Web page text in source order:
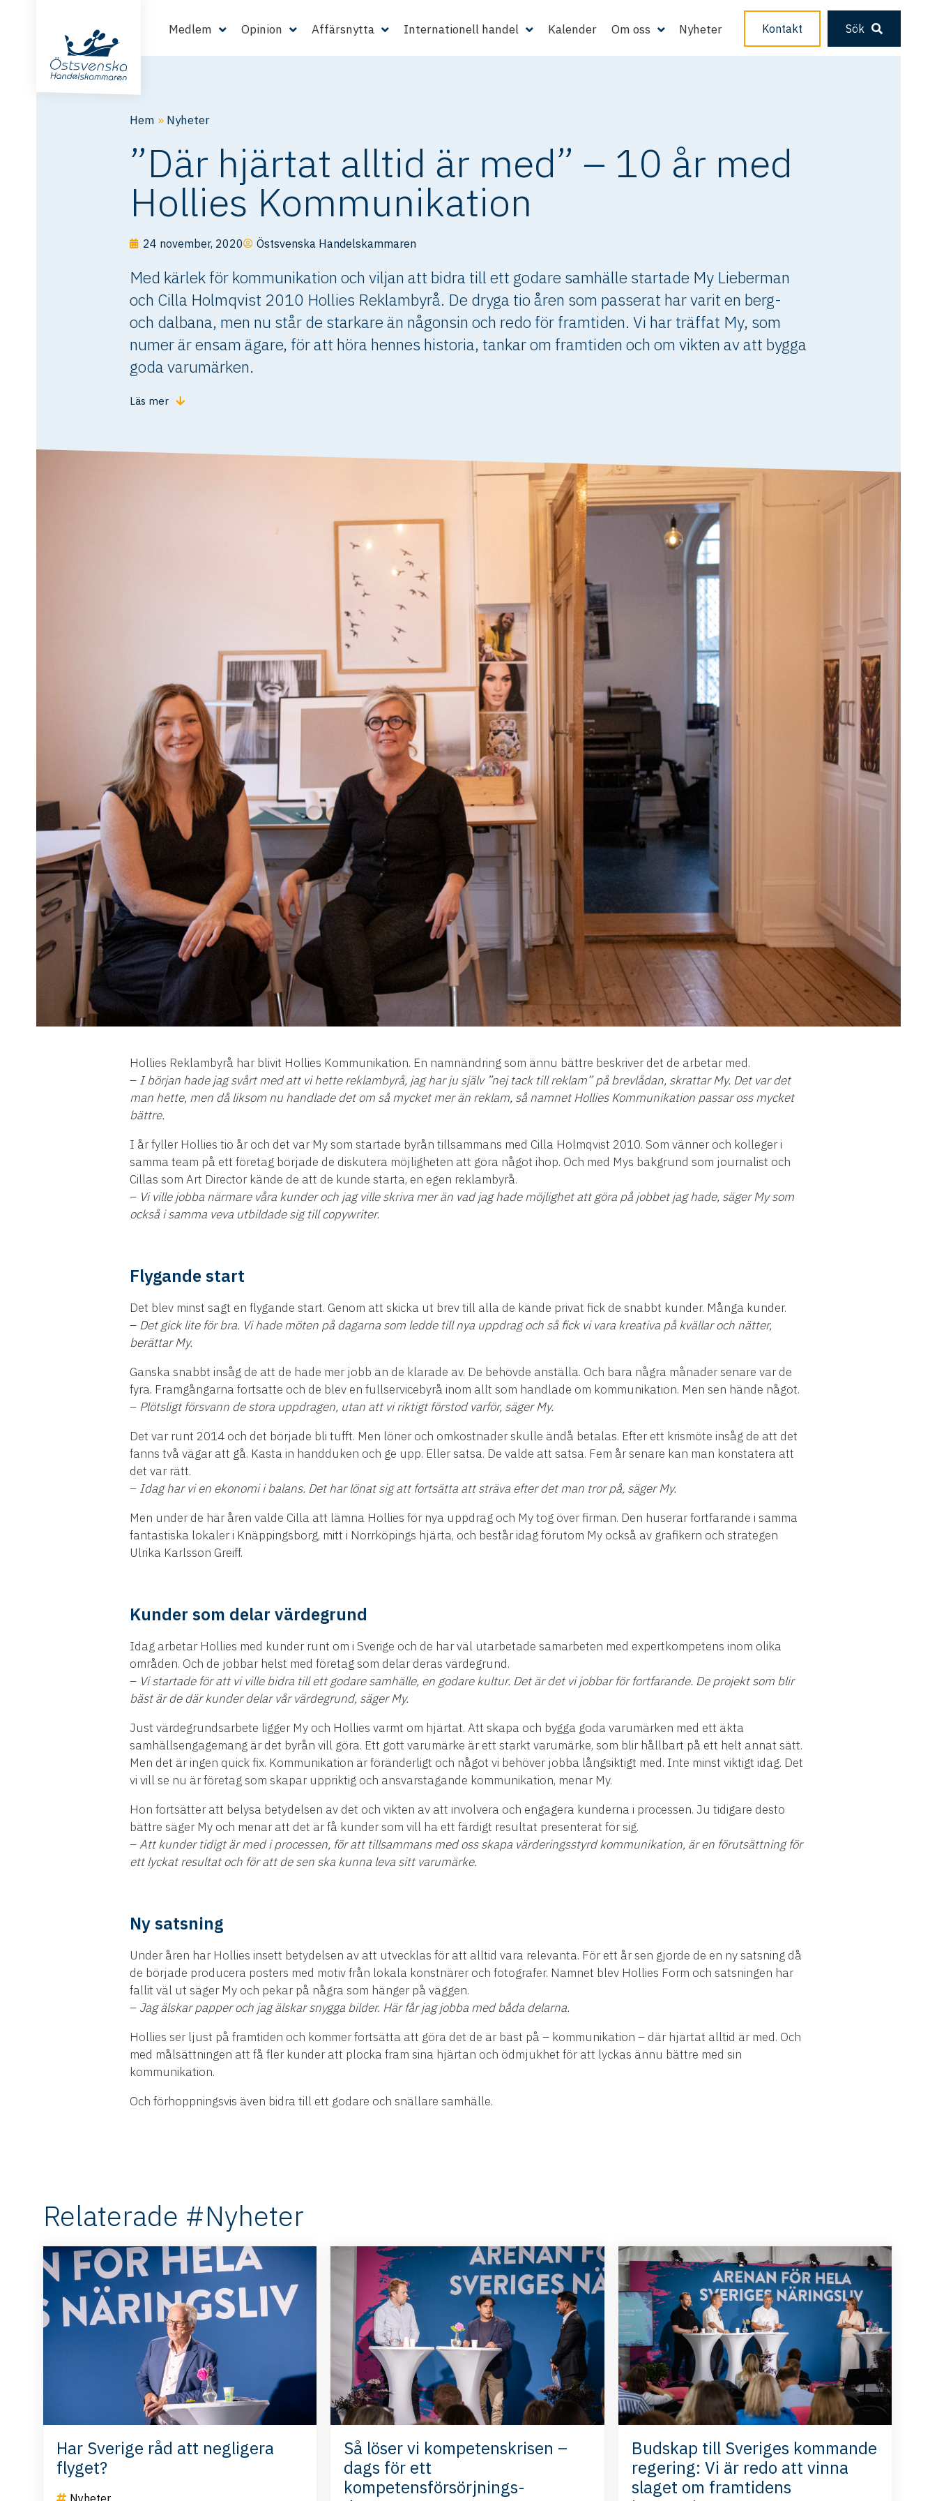
Medlem Opinion Affärsnytta Internationell handel Kalender Om oss Nyheter Kontakt Sök
Hem » Nyheter
”Där hjärtat alltid är med” – 10 år med
Hollies Kommunikation
24 november, 2020 Östsvenska Handelskammaren
Med kärlek för kommunikation och viljan att bidra till ett godare samhälle startade My Lieberman
och Cilla Holmqvist 2010 Hollies Reklambyrå. De dryga tio åren som passerat har varit en berg-
och dalbana, men nu står de starkare än någonsin och redo för framtiden. Vi har träffat My, som
numer är ensam ägare, för att höra hennes historia, tankar om framtiden och om vikten av att bygga
goda varumärken.
Läs mer
Hollies Reklambyrå har blivit Hollies Kommunikation. En namnändring som ännu bättre beskriver det de arbetar med.
– I början hade jag svårt med att vi hette reklambyrå, jag har ju själv ”nej tack till reklam” på brevlådan, skrattar My. Det var det
man hette, men då liksom nu handlade det om så mycket mer än reklam, så namnet Hollies Kommunikation passar oss mycket
bättre.
I år fyller Hollies tio år och det var My som startade byrån tillsammans med Cilla Holmqvist 2010. Som vänner och kolleger i
samma team på ett företag började de diskutera möjligheten att göra något ihop. Och med Mys bakgrund som journalist och
Cillas som Art Director kände de att de kunde starta, en egen reklambyrå.
– Vi ville jobba närmare våra kunder och jag ville skriva mer än vad jag hade möjlighet att göra på jobbet jag hade, säger My som
också i samma veva utbildade sig till copywriter.
Flygande start
Det blev minst sagt en flygande start. Genom att skicka ut brev till alla de kände privat fick de snabbt kunder. Många kunder.
– Det gick lite för bra. Vi hade möten på dagarna som ledde till nya uppdrag och så fick vi vara kreativa på kvällar och nätter,
berättar My.
Ganska snabbt insåg de att de hade mer jobb än de klarade av. De behövde anställa. Och bara några månader senare var de
fyra. Framgångarna fortsatte och de blev en fullservicebyrå inom allt som handlade om kommunikation. Men sen hände något.
– Plötsligt försvann de stora uppdragen, utan att vi riktigt förstod varför, säger My.
Det var runt 2014 och det började bli tufft. Men löner och omkostnader skulle ändå betalas. Efter ett krismöte insåg de att det
fanns två vägar att gå. Kasta in handduken och ge upp. Eller satsa. De valde att satsa. Fem år senare kan man konstatera att
det var rätt.
– Idag har vi en ekonomi i balans. Det har lönat sig att fortsätta att sträva efter det man tror på, säger My.
Men under de här åren valde Cilla att lämna Hollies för nya uppdrag och My tog över firman. Den huserar fortfarande i samma
fantastiska lokaler i Knäppingsborg, mitt i Norrköpings hjärta, och består idag förutom My också av grafikern och strategen
Ulrika Karlsson Greiff.
Kunder som delar värdegrund
Idag arbetar Hollies med kunder runt om i Sverige och de har väl utarbetade samarbeten med expertkompetens inom olika
områden. Och de jobbar helst med företag som delar deras värdegrund.
– Vi startade för att vi ville bidra till ett godare samhälle, en godare kultur. Det är det vi jobbar för fortfarande. De projekt som blir
bäst är de där kunder delar vår värdegrund, säger My.
Just värdegrundsarbete ligger My och Hollies varmt om hjärtat. Att skapa och bygga goda varumärken med ett äkta
samhällsengagemang är det byrån vill göra. Ett gott varumärke är ett starkt varumärke, som blir hållbart på ett helt annat sätt.
Men det är ingen quick fix. Kommunikation är föränderligt och något vi behöver jobba långsiktigt med. Inte minst viktigt idag. Det
vi vill se nu är företag som skapar uppriktig och ansvarstagande kommunikation, menar My.
Hon fortsätter att belysa betydelsen av det och vikten av att involvera och engagera kunderna i processen. Ju tidigare desto
bättre säger My och menar att det är få kunder som vill ha ett färdigt resultat presenterat för sig.
–Att kunder tidigt är med i processen, för att tillsammans med oss skapa värderingsstyrd kommunikation, är en förutsättning för
ett lyckat resultat och för att de sen ska kunna leva sitt varumärke.
Ny satsning
Under åren har Hollies insett betydelsen av att utvecklas för att alltid vara relevanta. För ett år sen gjorde de en ny satsning då
de började producera posters med motiv från lokala konstnärer och fotografer. Namnet blev Hollies Form och satsningen har
fallit väl ut säger My och pekar på några som hänger på väggen.
– Jag älskar papper och jag älskar snygga bilder. Här får jag jobba med båda delarna.
Hollies ser ljust på framtiden och kommer fortsätta att göra det de är bäst på – kommunikation – där hjärtat alltid är med. Och
med målsättningen att få fler kunder att plocka fram sina hjärtan och ödmjukhet för att lyckas ännu bättre med sin
kommunikation.
Och förhoppningsvis även bidra till ett godare och snällare samhälle.
Relaterade #Nyheter
Har Sverige råd att negligera
flyget?
Nyheter
Så löser vi kompetenskrisen –
dags för ett
kompetensförsörjnings-
Budskap till Sveriges kommande
regering: Vi är redo att vinna
slaget om framtidens